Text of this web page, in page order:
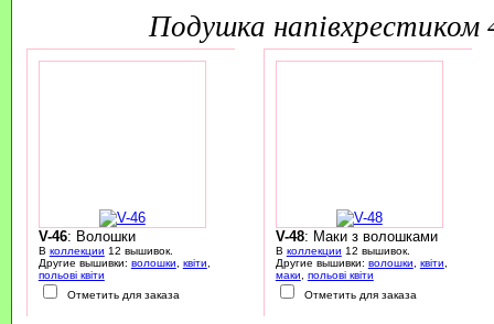
подушка
V-46: Волошки
В коллекции 12 вышивок.
Другие вышивки: волошки, квіти,
польові квіти
Отметить для заказа
V-48: Маки з волошками
В коллекции 12 вышивок.
Другие вышивки: волошки, квіти,
маки, польові квіти
Отметить для заказа